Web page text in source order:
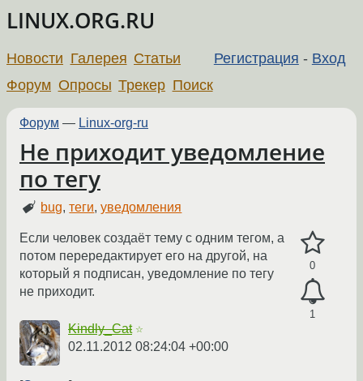
LINUX.ORG.RU
Регистрация - Вход
Новости Галерея Статьи
Форум Опросы Трекер Поиск
Форум — Linux-org-ru
Не приходит уведомление
по тегу
bug,теги,уведомления
0
1
Если человек создаёт тему с одним тегом, а
потом перередактирует его на другой, на
который я подписан, уведомление по тегу
не приходит.
Kindly_Cat ☆
02.11.2012 08:24:04 +00:00